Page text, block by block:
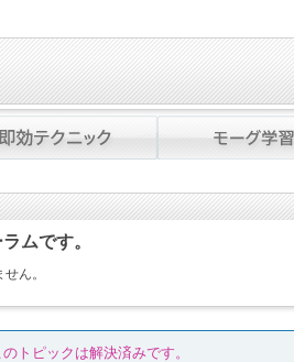
ムです。
ん。
のトピックは解決済みです。